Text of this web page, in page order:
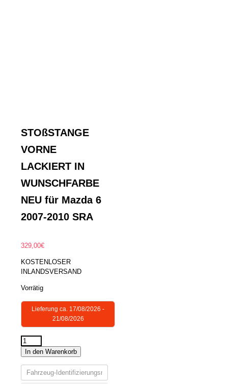
STOßSTANGE
VORNE
LACKIERT IN
WUNSCHFARBE
NEU für Mazda 6
2007-2010 SRA
329,00€
KOSTENLOSER
INLANDSVERSAND
Vorrätig
Lieferung ca. 17/08/2026 -
21/08/2026
STOßSTANGE
LACKIERT
IN
In den Warenkorb